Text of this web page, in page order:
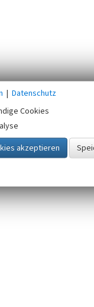
| Datenschutz
Cookies